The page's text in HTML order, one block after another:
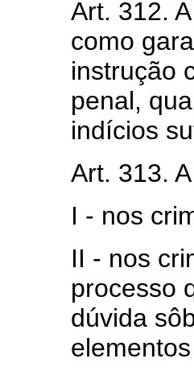
Art. 312.
como
instrução
penal,
indícios
Art. 313.
I - nos
II - nos
processo
dúvida